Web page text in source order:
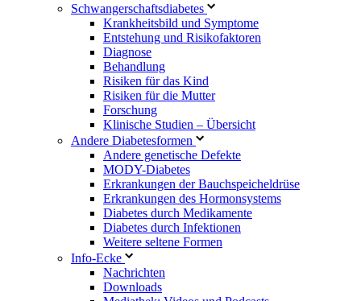
Schwangerschaftsdiabetes
Krankheitsbild und Symptome
Entstehung und Risikofaktoren
Diagnose
Behandlung
Risiken für das Kind
Risiken für die Mutter
Forschung
Klinische Studien – Übersicht
Andere Diabetesformen
Andere genetische Defekte
MODY-Diabetes
Erkrankungen der Bauchspeicheldrüse
Erkrankungen des Hormonsystems
Diabetes durch Medikamente
Diabetes durch Infektionen
Weitere seltene Formen
Info-Ecke
Nachrichten
Downloads